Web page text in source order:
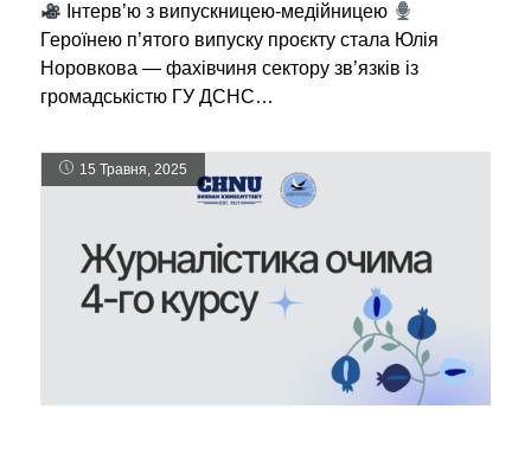
Інтерв’ю з випускницею-медійницею
Героїнею п’ятого випуску проєкту стала Юлія
Норовкова — фахівчиня сектору зв’язків із
громадськістю ГУ ДСНС…
15 Травня, 2025